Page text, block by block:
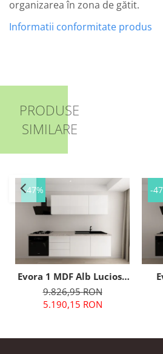
organizarea în zona de gătit.
Informatii conformitate produs
PRODUSE
SIMILARE
-47%
Evora 1 MDF Alb Lucios -
Set Mobilă Bucătărie
Modulară Modernă MDF
3.6m Premium
Deschidere Prin Apăsare
9.826,95 RON
5.190,15 RON
-